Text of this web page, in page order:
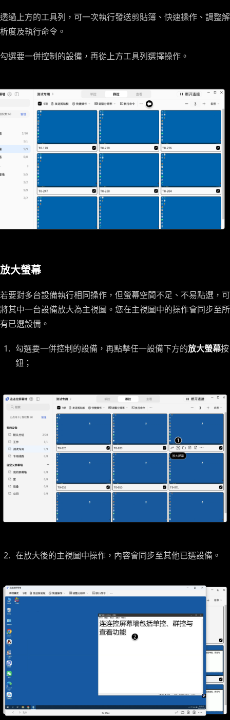
透過上方的工具列，可一次執行發送剪貼簿、快速操作、調整解
析度及執行命令。
勾選要一併控制的設備，再從上方工具列選擇操作。
放大螢幕
若要對多台設備執行相同操作，但螢幕空間不足、不易點選，可
將其中一台設備放大為主視圖。您在主視圖中的操作會同步至所
有已選設備。
勾選要一併控制的設備，再點擊任一設備下方的放大螢幕按
鈕；
在放大後的主視圖中操作，內容會同步至其他已選設備。